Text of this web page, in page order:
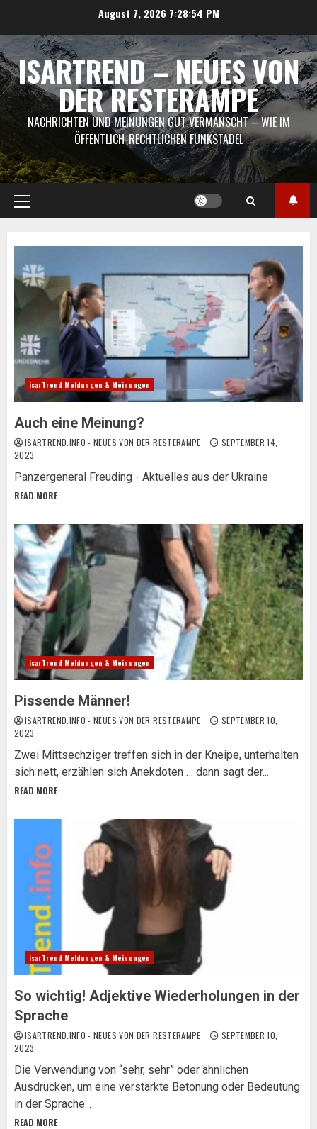
August 7, 2026 7:28:55 PM
ISARTREND – NEUES VON
DER RESTERAMPE
NACHRICHTEN UND MEINUNGEN GUT VERMANSCHT – WIE IM
ÖFFENTLICH-RECHTLICHEN FUNKSTADEL
Primary
Menu
isarTrend Meldungen & Meinungen
Auch eine Meinung?
ISARTREND.INFO - NEUES VON DER RESTERAMPE
SEPTEMBER 14,
2023
Panzergeneral Freuding - Aktuelles aus der Ukraine
READ MORE
isarTrend Meldungen & Meinungen
Pissende Männer!
ISARTREND.INFO - NEUES VON DER RESTERAMPE
SEPTEMBER 10,
2023
Zwei Mittsechziger treffen sich in der Kneipe, unterhalten
sich nett, erzählen sich Anekdoten … dann sagt der...
READ MORE
isarTrend Meldungen & Meinungen
So wichtig! Adjektive Wiederholungen in der
Sprache
ISARTREND.INFO - NEUES VON DER RESTERAMPE
SEPTEMBER 10,
2023
Die Verwendung von “sehr, sehr” oder ähnlichen
Ausdrücken, um eine verstärkte Betonung oder Bedeutung
in der Sprache...
READ MORE